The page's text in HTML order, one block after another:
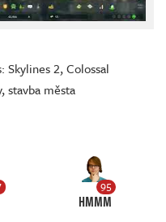
Skylines 2,Colossal
,stavba města
95
HMMM